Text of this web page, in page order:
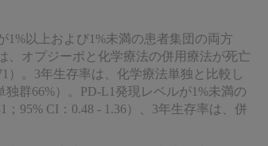
1%以上および1%未満の患者集団の両方
、オプジーボと化学療法の併用療法が死亡
）。3年生存率は、化学療法単独と比較し
群66%）。PD-L1発現レベルが1%未満の
95% CI：0.48 - 1.36）、3年生存率は、併